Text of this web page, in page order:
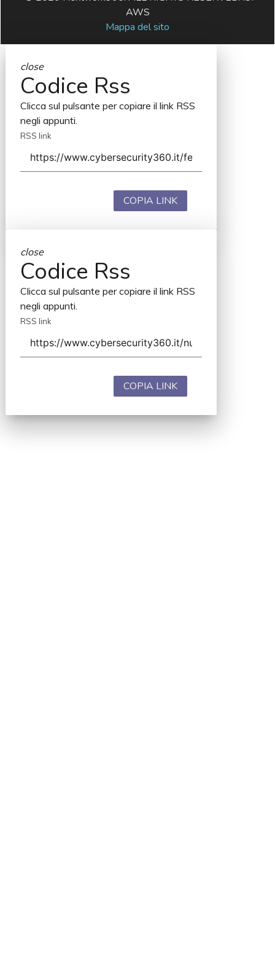
AWS
Mappa del sito
close
Codice Rss
Clicca sul pulsante per copiare il link RSS
negli appunti.
RSS link
COPIA LINK
close
Codice Rss
Clicca sul pulsante per copiare il link RSS
negli appunti.
RSS link
COPIA LINK